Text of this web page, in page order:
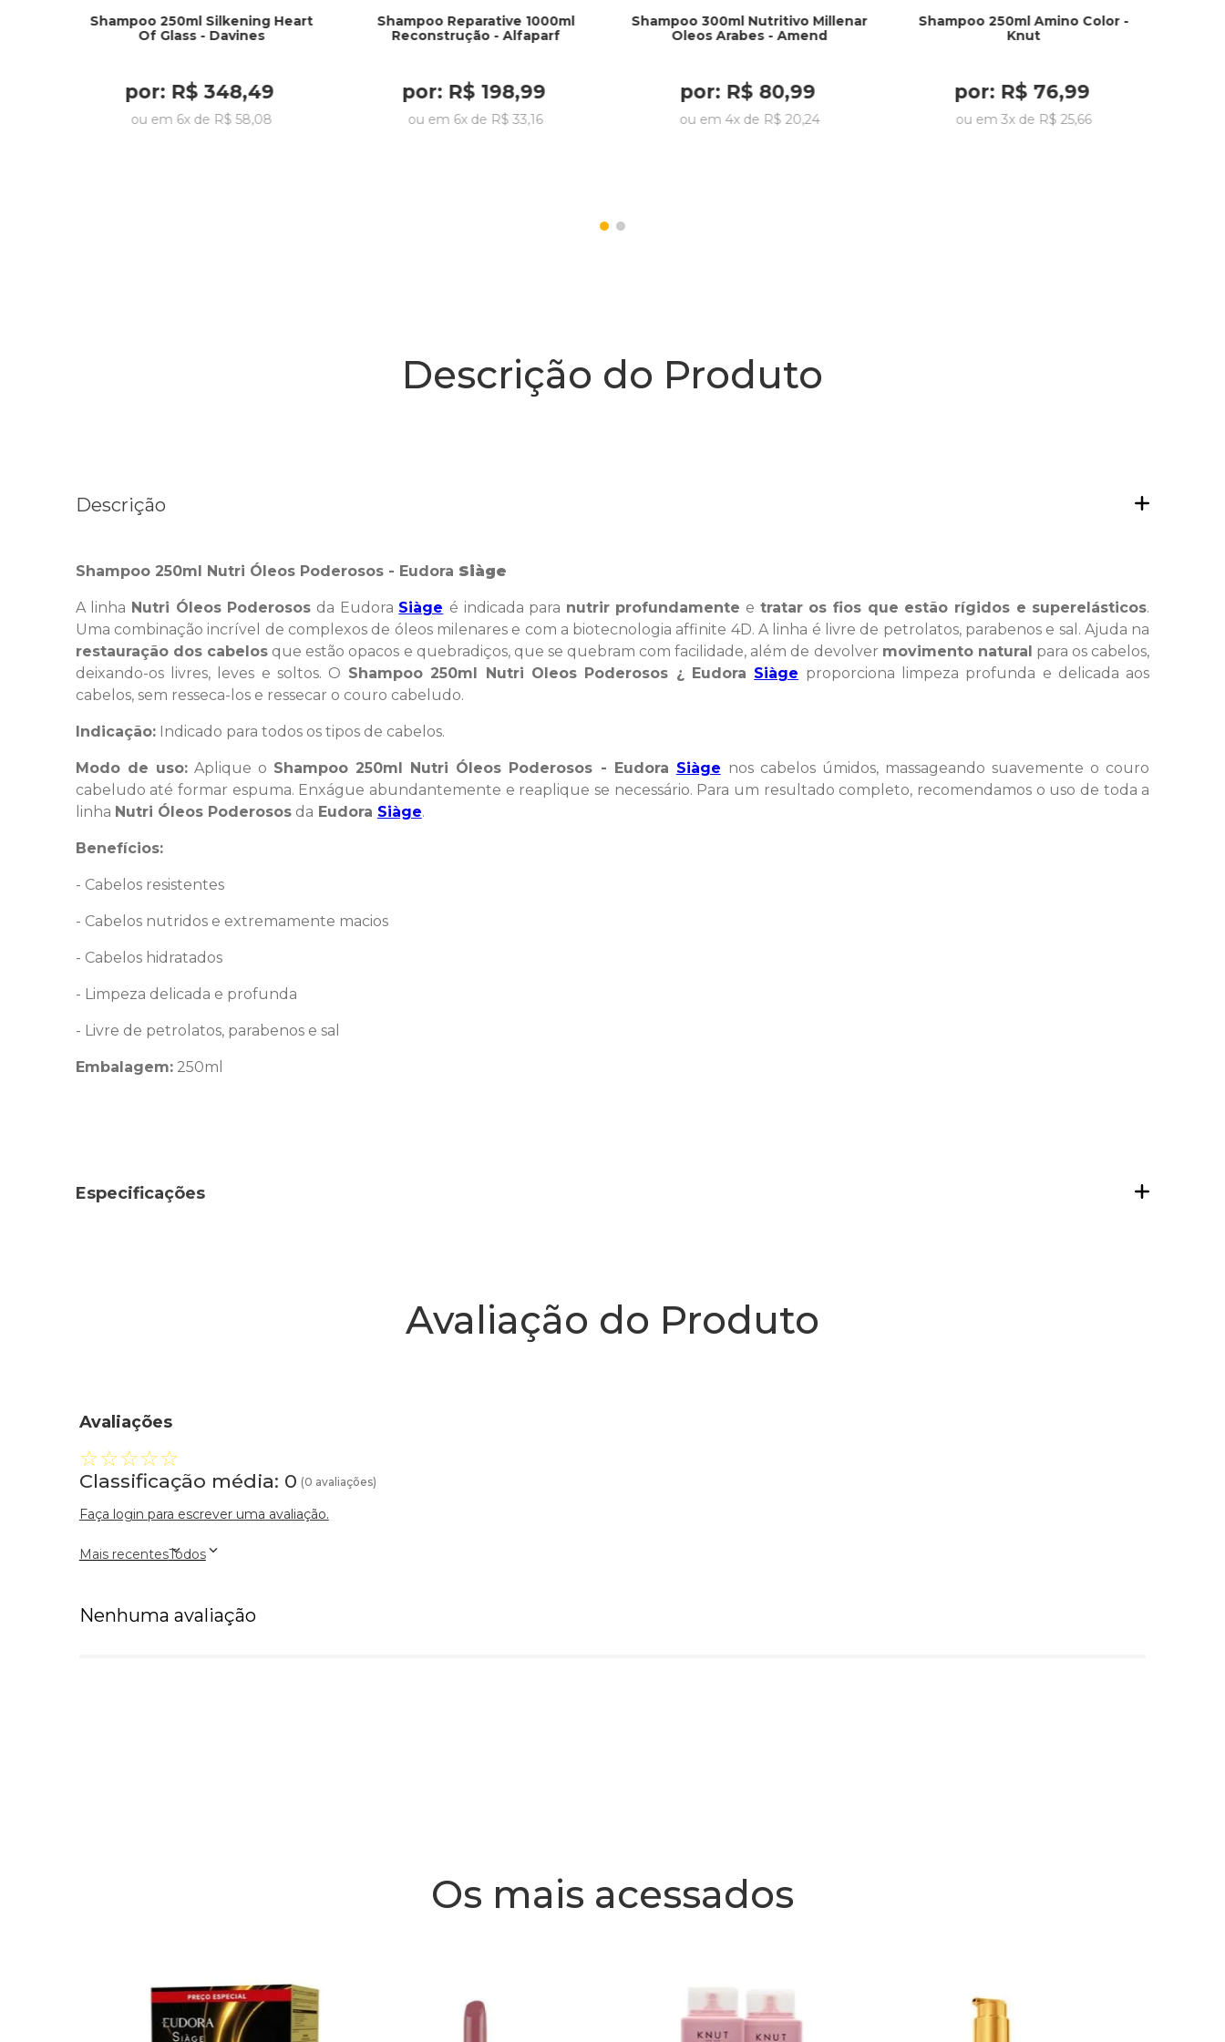
Shampoo 250ml Silkening Heart
Of Glass - Davines
por: R$ 348,49
ou em 6x de R$ 58,08
Shampoo Reparative 1000ml
Reconstrução - Alfaparf
por: R$ 198,99
ou em 6x de R$ 33,16
Shampoo 300ml Nutritivo Millenar
Oleos Arabes - Amend
por: R$ 80,99
ou em 4x de R$ 20,24
Shampoo 250ml Amino Color -
Knut
por: R$ 76,99
ou em3x de R$ 25,66
Descrição do Produto
Descrição
Shampoo 250ml Nutri Óleos Poderosos - Eudora Siàge
A linha Nutri Óleos Poderosos da Eudora Siàge é indicada para nutrir profundamente e tratar os fios que estão rígidos e superelásticos.
Uma combinação incrível de complexos de óleos milenares e com a biotecnologia affinite 4D. A linha é livre de petrolatos, parabenos e sal. Ajuda na
restauração dos cabelos que estão opacos e quebradiços, que se quebram com facilidade, além de devolver movimento natural para os cabelos,
deixando-os livres, leves e soltos. O Shampoo 250ml Nutri Oleos Poderosos ¿ Eudora Siàge proporciona limpeza profunda e delicada aos
cabelos, sem resseca-los e ressecar o couro cabeludo.
Indicação:Indicado para todos os tipos de cabelos.
Modo de uso:Aplique o Shampoo 250ml Nutri Óleos Poderosos - Eudora Siàge nos cabelos úmidos, massageando suavemente o couro
cabeludo até formar espuma. Enxágue abundantemente e reaplique se necessário. Para um resultado completo, recomendamos o uso de toda a
linha Nutri Óleos Poderososda Eudora Siàge.
Benefícios:
- Cabelos resistentes
- Cabelos nutridos e extremamente macios
- Cabelos hidratados
- Limpeza delicada e profunda
- Livre de petrolatos, parabenos e sal
Embalagem:250ml
Especificações
Avaliação do Produto
Avaliações
☆☆☆☆☆
Classificação média: 0 (0 avaliações)
Faça login para escrever uma avaliação.
Mais recentesTodos
Nenhuma avaliação
Os mais acessados